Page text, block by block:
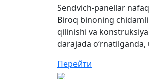
Sendvich-panellar
Biroq binoning
qilinishi va
darajada
Перейти